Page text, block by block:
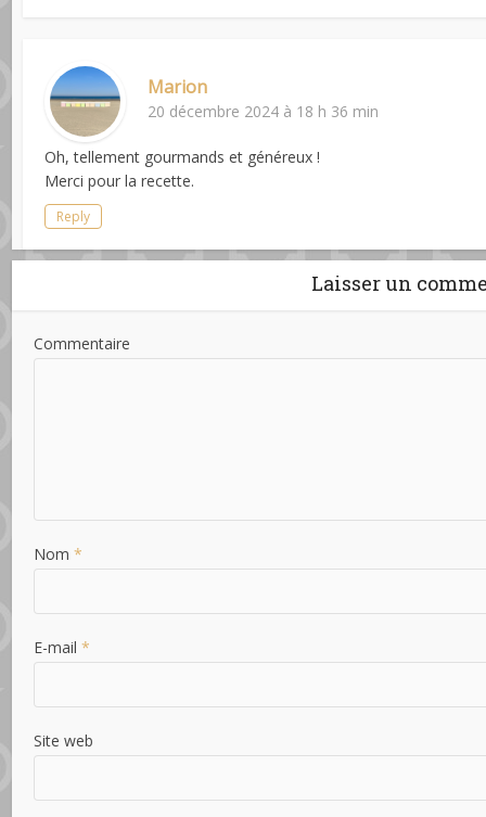
Marion
20 décembre 2024 à 18 h 36 min
Oh, tellement gourmands et généreux !
Merci pour la recette.
Reply
Laisser un
Commentaire
Nom*
E-mail*
Site web